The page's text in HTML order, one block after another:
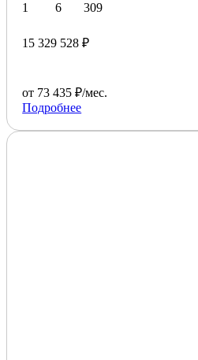
1
6
309
15 329 528 ₽
от 73 435 ₽/мес.
Подробнее